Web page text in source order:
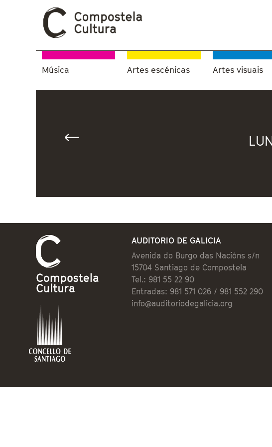
Música Artes escénicas Artes visuais
AUDITORIO DE GALICIA
Avenida do Burgo das Nacións s/n
15704 Santiago de Compostela
Tel.: 981 55 22 90
Entradas: 981 571 026 / 981 552 290
info@auditoriodegalicia.org